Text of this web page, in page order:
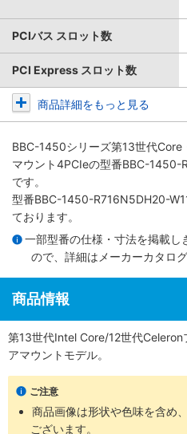
PCIバス スロット数
PCI Express スロット数
商品詳細をもっと見る
BBC-1450シリーズ第13世代Core
マウント4PCIeの型番BBC-1450-
です。
型番BBC-1450-R716N5DH20-
ております。
一部型番の仕様・寸法を掲載し
ので、詳細は メーカーカタログ
商品情報
第13世代Intel Core/12世代Celeron
アマウントモデル。
ご注意
商品画像は形状や色味を含め
ございます。